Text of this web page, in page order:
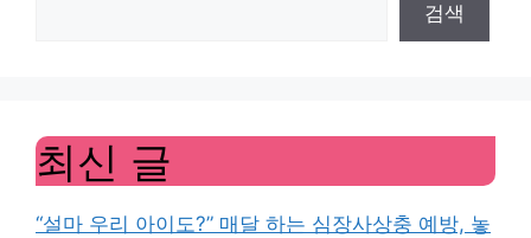
검색
최신 글
“설마 우리 아이도?” 매달 하는 심장사상충 예방, 놓